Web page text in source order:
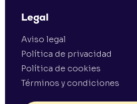
Legal
Aviso legal
Política de privacidad
Política de cookies
Términos y condiciones